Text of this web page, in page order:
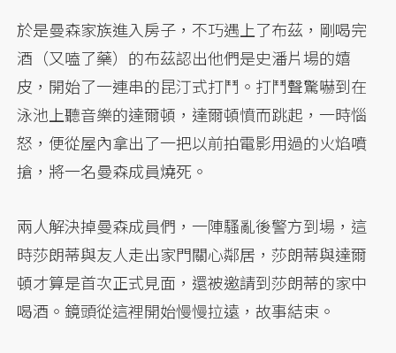
於是曼森家族進入房子，不巧遇上了布茲，剛喝完
酒（又嗑了藥）的布茲認出他們是史潘片場的嬉
皮，開始了一連串的昆汀式打鬥。打鬥聲驚嚇到在
泳池上聽音樂的達爾頓，達爾頓憤而跳起，一時惱
怒，便從屋內拿出了一把以前拍電影用過的火焰噴
搶，將一名曼森成員燒死。
兩人解決掉曼森成員們，一陣騷亂後警方到場，這
時莎朗蒂與友人走出家門關心鄰居，莎朗蒂與達爾
頓才算是首次正式見面，還被邀請到莎朗蒂的家中
喝酒。鏡頭從這裡開始慢慢拉遠，故事結束。